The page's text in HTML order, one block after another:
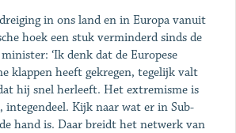
in ons land en in Europa vanuit
hoek een stuk verminderd sinds de
‘Ik denk dat de Europese
klappen heeft gekregen, tegelijk valt
hij snel herleeft. Het extremisme is
integendeel. Kijk naar wat er in Sub-
hand is. Daar breidt het netwerk van